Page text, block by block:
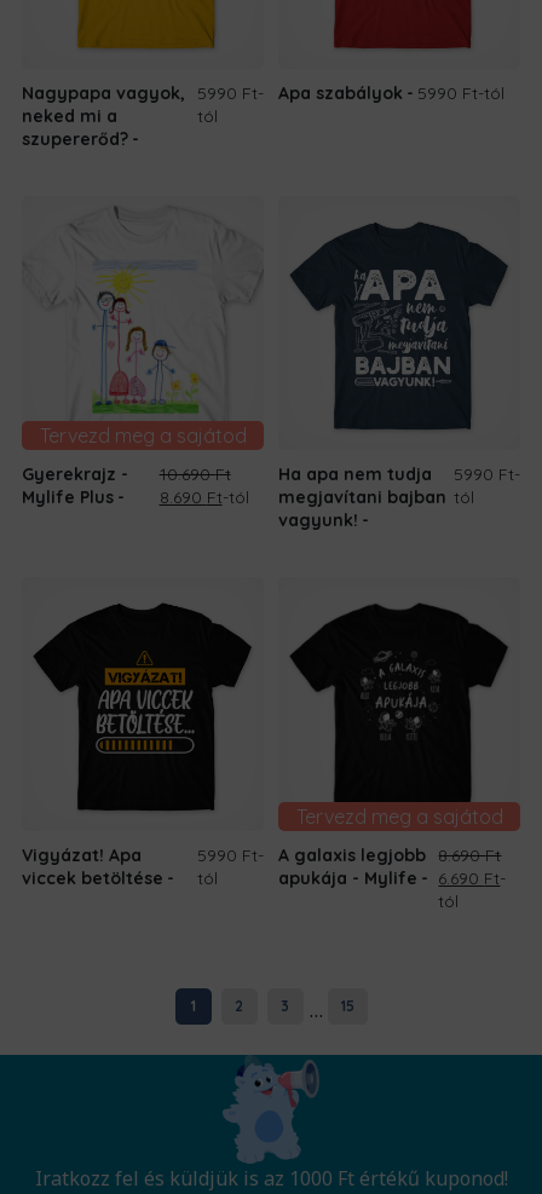
Nagypapa vagyok,
neked mi a
szupererőd?
5990 Ft-
tól
Apa szabályok 5990 Ft-tól
Tervezd meg a sajátod
Gyerekrajz -
Mylife Plus
10.690Ft
Original
8.690 FtCurrent
-tól
Ha apa nem tudja
megjavítani bajban
vagyunk!
5990 Ft-
tól
Vigyázat! Apa
viccek betöltése
5990 Ft-
tól
Tervezd meg a sajátod
A galaxis legjobb
apukája - Mylife
8.690Ft
Original
price
6.690 Ft-
tól
1 2 3 ... 15
Iratkozz fel és küldjük is az 1000 Ft értékű kuponod!